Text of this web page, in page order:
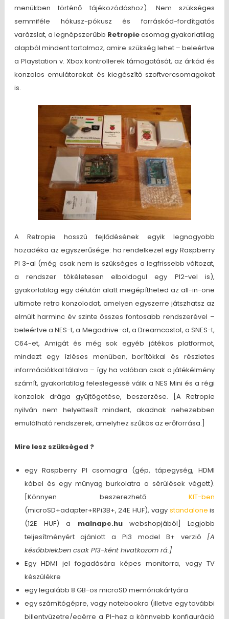
menükben történő tájékozódáshoz). Nem szükséges
semmiféle hókusz-pókusz és forráskód-fordítgatós
varázslat, a legnépszerűbb Retropiecsomag gyakorlatilag
alapból mindent tartalmaz, amire szükség lehet – beleértve
a Playstation v. Xbox kontrollerek támogatását, az árkád és
konzolos emulátorokat és kiegészítő szoftvercsomagokat
is.
A Retropie hosszú fejlődésének egyik legnagyobb
hozadéka az egyszerűsége: ha rendelkezel egy Raspberry
PI 3-al (még csak nem is szükséges a legfrissebb változat,
a rendszer tökéletesen elboldogul egy PI2-vel is),
gyakorlatilag egy délután alatt megépítheted az all-in-one
ultimate retro konzolodat, amelyen egyszerre játszhatsz az
elmúlt harminc év szinte összes fontosabb rendszerével –
beleértve a NES-t, a Megadrive-ot, a Dreamcastot, a SNES-t,
C64-et, Amigát és még sok egyéb játékos platformot,
mindezt egy ízléses menüben, borítókkal és részletes
információkkal tálalva – így ha valóban csak a játékélmény
számít, gyakorlatilag feleslegessé válik a NES Mini és a régi
konzolok drága gyűjtögetése, beszerzése. [A Retropie
nyilván nem helyettesít mindent, akadnak nehezebben
emulálható rendszerek, amelyhez szűkös az erőforrása.]
Mire lesz szükséged ?
egy Raspberry PI csomagra (gép, tápegység, HDMI
kábel és egy műnyag burkolatra a sérülések végett).
[Könnyen beszerezhetőKIT-ben
(microSD+adapter+RPi3B+, 24E HUF), vagy standalone is
(12E HUF) a malnapc.huwebshopjából] Legjobb
teljesítményért ajánlott a Pi3 model B+ verzió [A
későbbiekben csak PI3-ként hivatkozom rá.]
Egy HDMI jel fogadására képes monitorra, vagy TV
készülékre
egy legalább 8 GB-os microSD memóriakártyára
egy számítógépre, vagy notebookra (illetve egy további
billentyűzetre/egérre a PI-hez a könnyebb konfiguráció